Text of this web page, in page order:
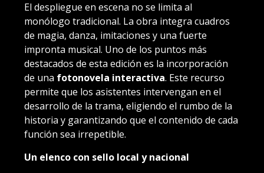
El despliegue en escena no se limita al
monólogo tradicional. La obra integra cuadros
de magia, danza, imitaciones y una fuerte
impronta musical. Uno de los puntos más
destacados de esta edición es la incorporación
de una fotonovela interactiva. Este recurso
permite que los asistentes intervengan en el
desarrollo de la trama, eligiendo el rumbo de la
historia y garantizando que el contenido de cada
función sea irrepetible.
Un elenco con sello local y nacional